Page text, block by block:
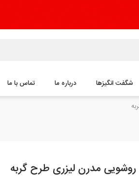
شگفت انگیزها درباره ما تماس با ما
روشویی مدرن لیزری طرح گربه